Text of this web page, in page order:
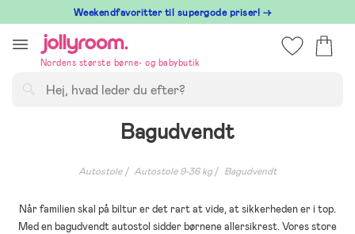
till
innehållet
⁠ Weekendfavoritter til supergode priser! →
Nordens største børne- og babybutik
Bagudvendt
Autostole Autostole 9-36 kg Bagudvendt
Når familien skal på biltur er det rart at vide, at sikkerheden er i top.
Med en bagudvendt autostol sidder børnene allersikrest. Vores store